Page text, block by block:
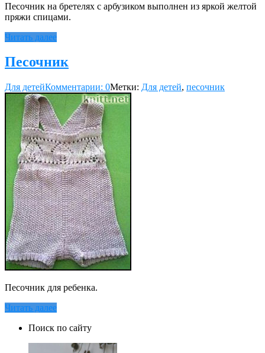
Песочник на бретелях с арбузиком выполнен из яркой желтой
пряжи спицами.
Читать далее
Песочник
Для детейКомментарии: 0Метки: Для детей, песочник
Песочник для ребенка.
Читать далее
Поиск по сайту